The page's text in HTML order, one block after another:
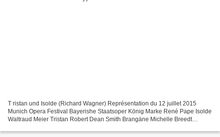
T ristan und Isolde (Richard Wagner) Représentation du 12 juillet 2015
Munich Opera Festival Bayerishe Staatsoper König Marke René Pape Isolde
Waltraud Meier Tristan Robert Dean Smith Brangäne Michelle Breedt